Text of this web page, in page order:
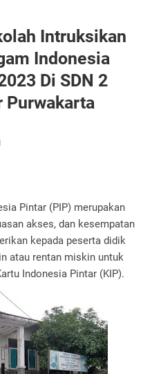
Intruksikan
Indonesia
Di SDN 2
Purwakarta
Pintar (PIP) merupakan
akses, dan kesempatan
kepada peserta didik
atau rentan miskin untuk
Indonesia Pintar (KIP).